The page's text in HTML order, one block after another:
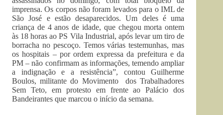
imprensa. Os corpos não foram levados para o IML de
São José e estão desaparecidos. Um deles é uma
criança de 4 anos de idade, que chegou morta ontem
às 18 horas ao PS Vila Industrial, após levar um tiro de
borracha no pescoço. Temos várias testemunhas, mas
os hospitais – por ordem expressa da prefeitura e da
PM – não confirmam as informações, temendo ampliar
a indignação e a resistência”, contou Guilherme
Boulos, militante do Movimento dos Trabalhadores
Sem Teto, em protesto em frente ao Palácio dos
Bandeirantes que marcou o início da semana.